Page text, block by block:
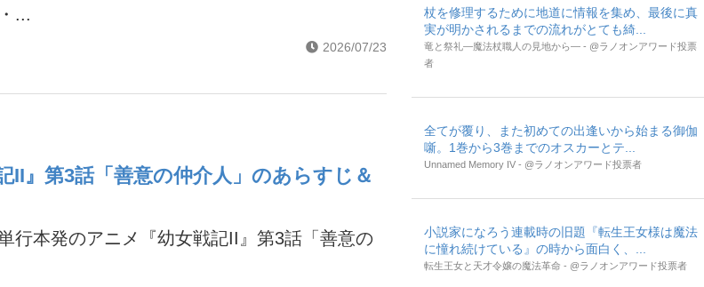
...
2026/07/23
II』第3話「善意の仲介人」のあらすじ＆
行本発のアニメ『幼女戦記II』第3話「善意の
杖を修理するために地道に情報を集め、最後に真
実が明かされるまでの流れがとても綺...
竜と祭礼―魔法杖職人の見地から― - @ラノオンアワード投票
者
全てが覆り、また初めての出逢いから始まる御伽
噺。1巻から3巻までのオスカーとテ...
Unnamed Memory IV - @ラノオンアワード投票者
小説家になろう連載時の旧題『転生王女様は魔法
に憧れ続けている』の時から面白く、...
転生王女と天才令嬢の魔法革命 - @ラノオンアワード投票者